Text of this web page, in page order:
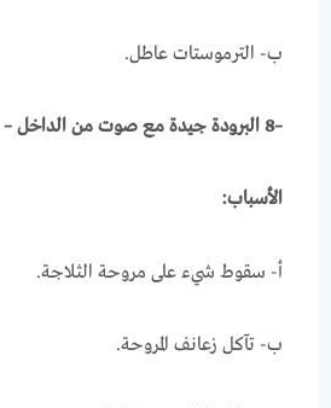
ب- الترموستات عاطل.
–8 البرودة جيدة مع صوت من الداخل –
الأسباب:
أ‌- سقوط شيء على مروحة الثلاجة.
ب‌- تآكل زعانف المروحة.